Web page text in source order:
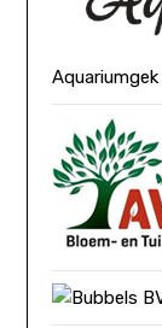
Aquariumgek